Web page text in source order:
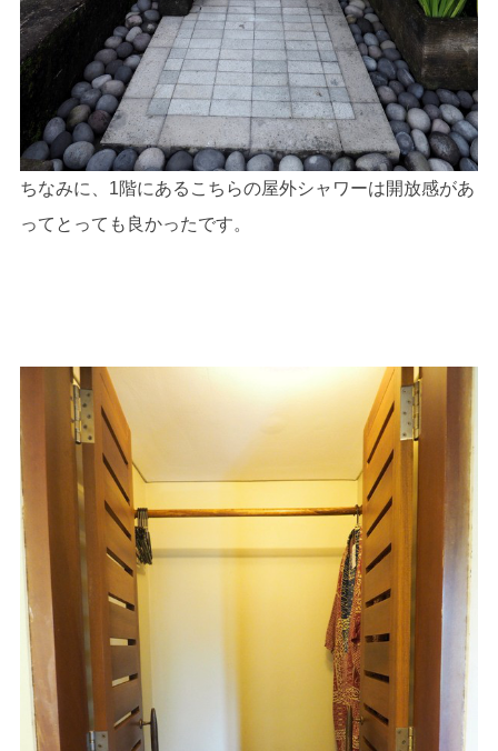
ちなみに、1階にあるこちらの屋外シャワーは開放感があ
ってとっても良かったです。